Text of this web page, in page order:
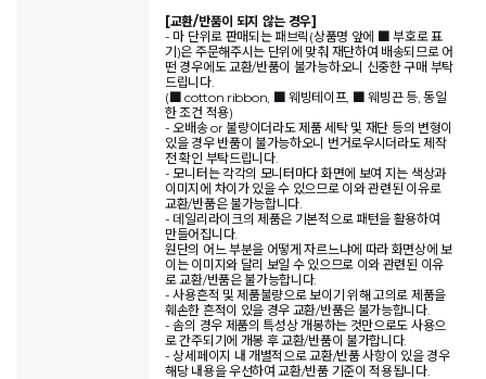
[교환/반품이 되지 않는 경우]
- 마 단위로 판매되는 패브릭(상품명 앞에 ■ 부호로 표
기)은 주문해주시는 단위에 맞춰 재단하여 배송되므로 어
떤 경우에도 교환/반품이 불가능하오니 신중한 구매 부탁
드립니다.
(■ cotton ribbon, ■ 웨빙테이프, ■ 웨빙끈 등, 동일
한 조건 적용)
- 오배송 or 불량이더라도 제품 세탁 및 재단 등의 변형이
있을 경우 반품이 불가능하오니 번거로우시더라도 제작
전 확인 부탁드립니다.
- 모니터는 각각의 모니터마다 화면에 보여 지는 색상과
이미지에 차이가 있을 수 있으므로 이와 관련된 이유로
교환/반품은 불가능합니다.
- 데일리라이크의 제품은 기본적으로 패턴을 활용하여
만들어집니다.
원단의 어느 부분을 어떻게 자르느냐에 따라 화면상에 보
이는 이미지와 달리 보일 수 있으므로 이와 관련된 이유
로 교환/반품은 불가능합니다.
- 사용흔적 및 제품불량으로 보이기 위해 고의로 제품을
훼손한 흔적이 있을 경우 교환/반품은 불가능합니다.
- 솜의 경우 제품의 특성상 개봉하는 것만으로도 사용으
로 간주되기에 개봉 후 교환/반품이 불가합니다.
- 상세페이지 내 개별적으로 교환/반품 사항이 있을 경우
해당 내용을 우선하여 교환/반품 기준이 적용됩니다.